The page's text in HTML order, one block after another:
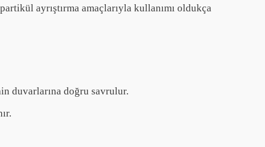
ayrıştırma amaçlarıyla kullanımı oldukça
duvarlarına doğru savrulur.